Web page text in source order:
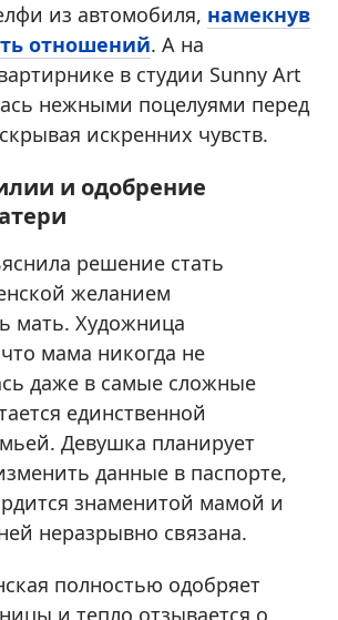
из автомобиля, намекнув
отношений. А на
в студии Sunny Art
нежными поцелуями перед
искренних чувств.
и одобрение
решение стать
желанием
мать. Художница
мама никогда не
даже в самые сложные
единственной
Девушка планирует
данные в паспорте,
знаменитой мамой и
неразрывно связана.
полностью одобряет